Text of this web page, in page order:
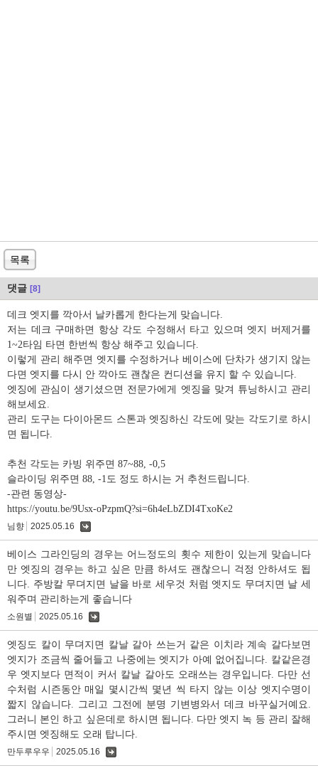
목록
댓글 [8]
데크 엣지를 깍아서 날카롭게 한다는게 맞습니다.
저는 데크 구매하면 항상 각도 수정해서 타고 있으며 엣지 버제거를
1~2타임 타면 한번씩 항상 해주고 있습니다.
이렇게 관리 해주면 엣지를 수정하거나 베이스에 단차가 생기지 않는
다면 엣지를 다시 안 깍아도 괜찮은 컨디션을 유지 할 수 있습니다.
엣징에 관심이 생기셨으면 전문가에게 엣징을 맞겨 튜닝하시고 관리
해보세요.
관리 도구는 다이아몬드 스톤과 엣징하신 각도에 맞는 각도기로 하시
면 됩니다.
추천 각도는 카빙 위주면 87~88, -0,5
슬라이딩 위주면 88, -1도 정도 하시는 거 추천드립니다.
-관련 동영상-
https://youtu.be/9Usx-oPzpmQ?si=6h4eLbZDI4TxoKe2
님향 2025.05.16
베이스 그라인딩의 경우는 어느정도의 횟수 제한이 있는게 맞습니다
만 엣징의 경우는 하고 싶은 만큼 하셔도 괜찮으니 걱정 안하셔도 됩
니다. 주방칼 무뎌지면 날을 바로 세우것 처럼 엣지도 무뎌지면 날 세
워주며 관리하는게 좋습니다
소원별 2025.05.16
엣징도 칼이 무뎌지면 칼날 갈아 쓰는거 같은 이치라 계속 갈다보면
엣지가 조금씩 줄어들고 나중에는 엣지가 아예 없어집니다. 칼같은경
우 엣지보다 면적이 커서 칼날 갈아도 오래쓰는 경우입니다. 다만 선
수처럼 시즌동안 매일 몇시간씩 몇년 씩 타지 않는 이상 엣지수명이
짧지 않습니다. 그리고 그전에 분명 기변병와서 데크 바꾸실거예요.
그러니 본인 하고 싶은데로 하시면 됩니다. 다만 엣지 녹 등 관리 잘해
주시면 엣징해도 오래 탑니다.
만두루우우 2025.05.16